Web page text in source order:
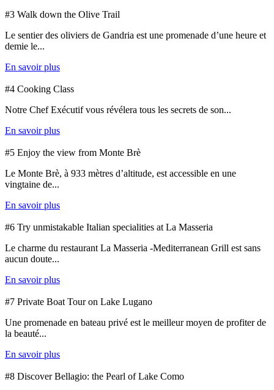
#3 Walk down the Olive Trail
Le sentier des oliviers de Gandria est une promenade d’une heure et
demie le...
En savoir plus
#4 Cooking Class
Notre Chef Exécutif vous révélera tous les secrets de son...
En savoir plus
#5 Enjoy the view from Monte Brè
Le Monte Brè, à 933 mètres d’altitude, est accessible en une
vingtaine de...
En savoir plus
#6 Try unmistakable Italian specialities at La Masseria
Le charme du restaurant La Masseria -Mediterranean Grill est sans
aucun doute...
En savoir plus
#7 Private Boat Tour on Lake Lugano
Une promenade en bateau privé est le meilleur moyen de profiter de
la beauté...
En savoir plus
#8 Discover Bellagio: the Pearl of Lake Como